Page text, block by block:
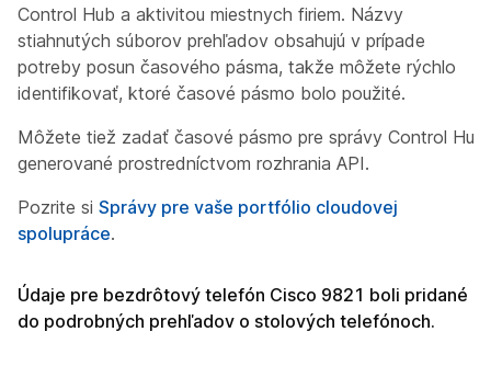
Control Hub a aktivitou miestnych firiem. Názvy
stiahnutých súborov prehľadov obsahujú v prípade
potreby posun časového pásma, takže môžete rýchlo
identifikovať, ktoré časové pásmo bolo použité.
Môžete tiež zadať časové pásmo pre správy Control Hub
generované prostredníctvom rozhrania API.
Pozrite si Správy pre vaše portfólio cloudovej
spolupráce.
Údaje pre bezdrôtový telefón Cisco 9821 boli pridané
do podrobných prehľadov o stolových telefónoch.